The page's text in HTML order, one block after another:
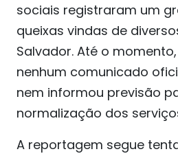
sociais registraram um
queixas vindas de
Salvador. Até o
nenhum comunicado
nem informou previsão
normalização dos
A reportagem segue